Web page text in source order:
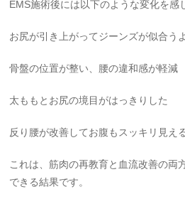
EMS施術後には以下のような変化を感
お尻が引き上がってジーンズが似合う
骨盤の位置が整い、腰の違和感が軽減
太ももとお尻の境目がはっきりした
反り腰が改善してお腹もスッキリ見え
これは、筋肉の再教育と血流改善の両
できる結果です。